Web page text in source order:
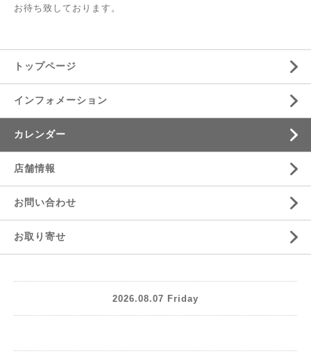
お待ち致しております。
トップページ
インフォメーション
カレンダー
店舗情報
お問い合わせ
お取り寄せ
2026.08.07 Friday